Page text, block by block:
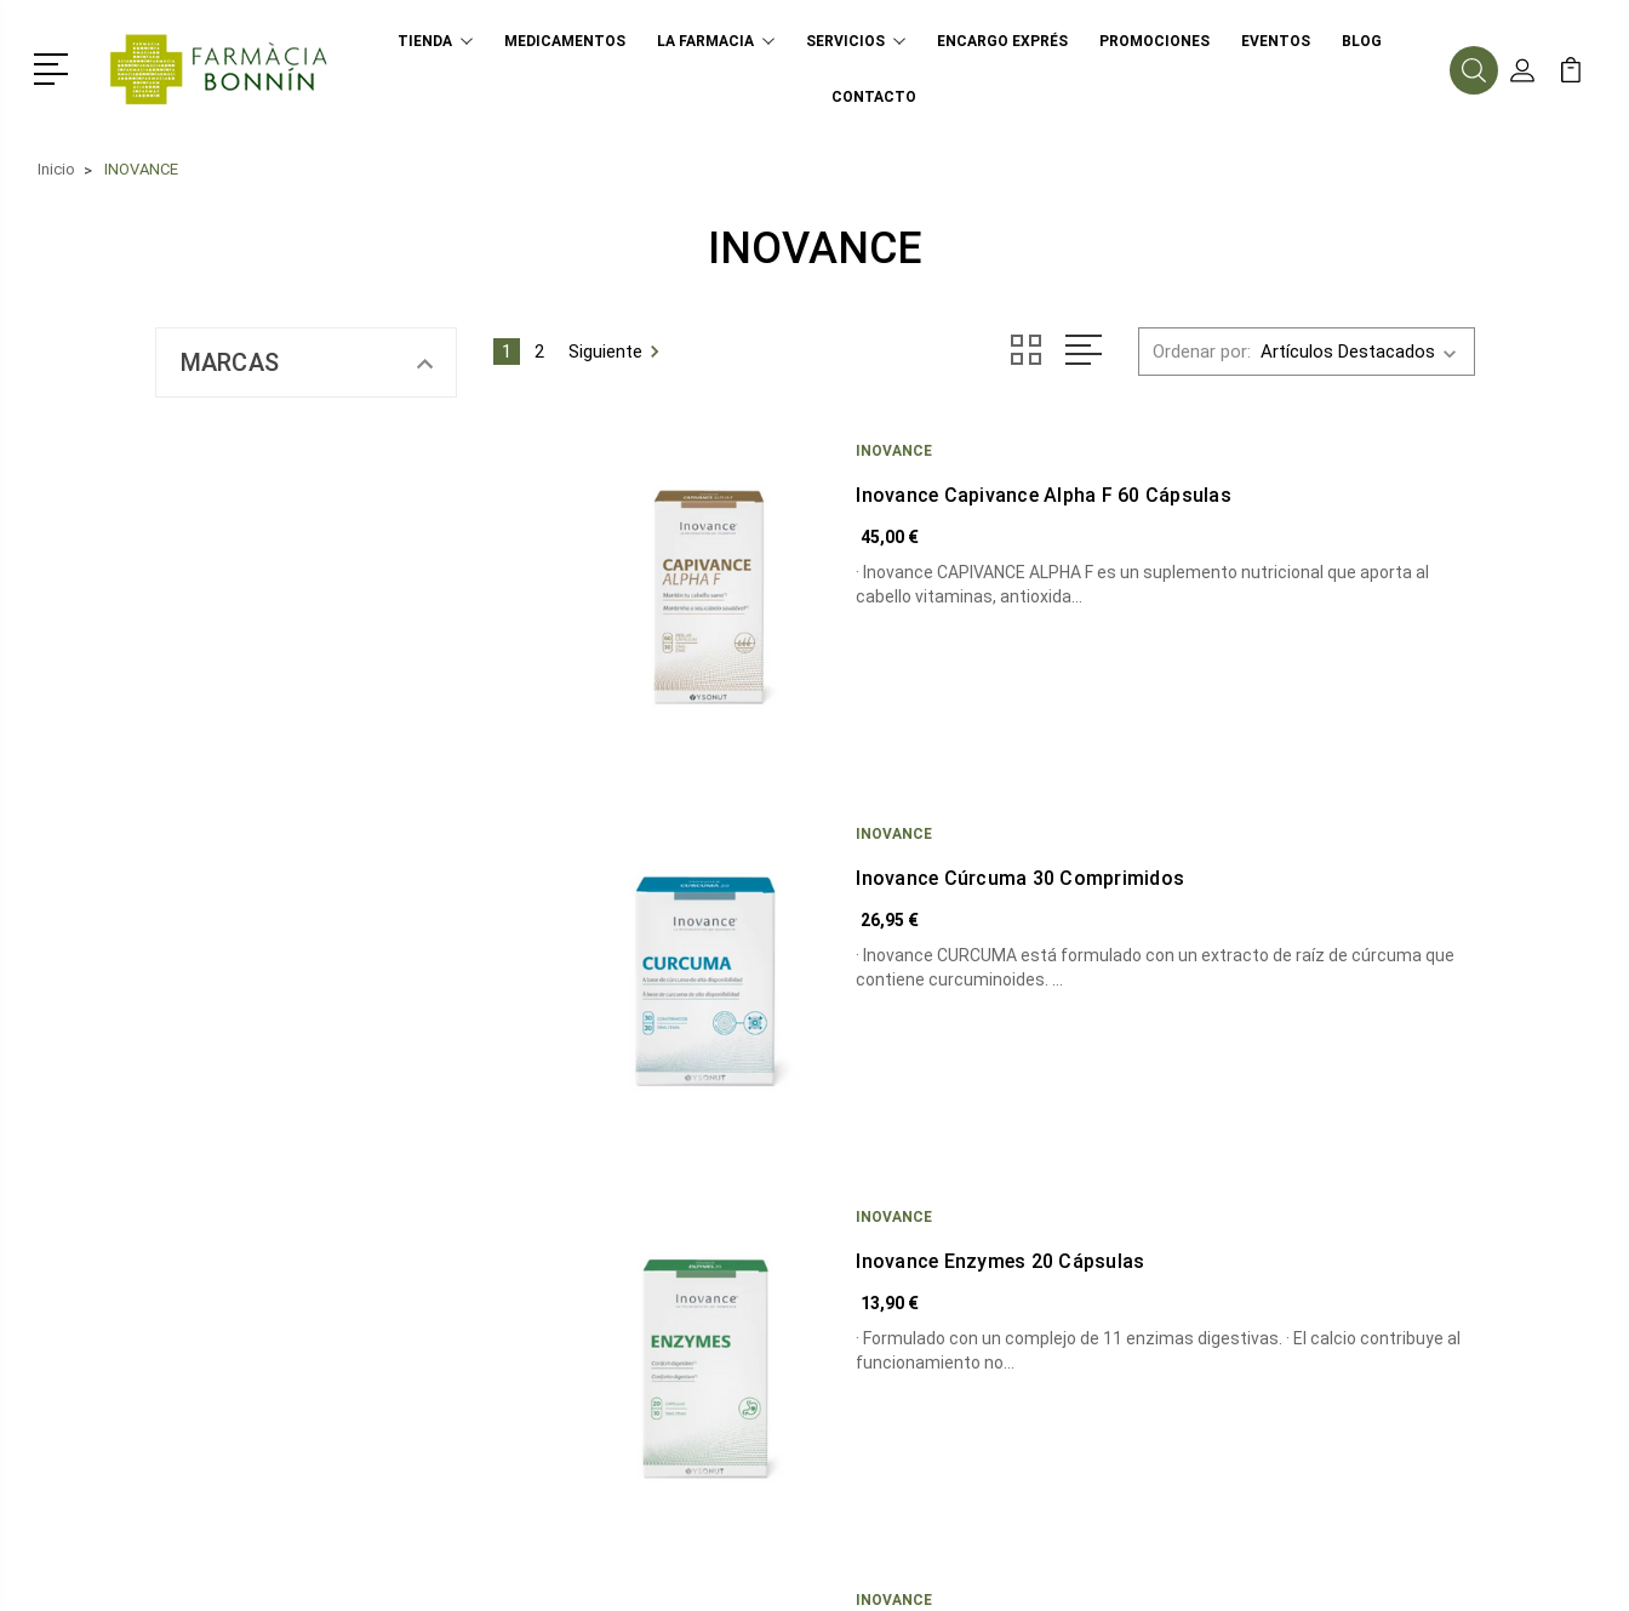
Menú
TIENDA MEDICAMENTOS LA FARMACIA SERVICIOS ENCARGO EXPRÉS PROMOCIONES EVENTOS BLOG
CONTACTO
BuscarMi Cuenta
Mi
Inicio INOVANCE
INOVANCE
MARCAS 1 2 Siguiente Ordenar por:
INOVANCE
Inovance Capivance Alpha F 60 Cápsulas
45,00 €
· Inovance CAPIVANCE ALPHA F es un suplemento nutricional que aporta al
cabello vitaminas, antioxida…
INOVANCE
Inovance Cúrcuma 30 Comprimidos
26,95 €
· Inovance CURCUMA está formulado con un extracto de raíz de cúrcuma que
INOVANCE
Inovance Enzymes 20 Cápsulas
13,90 €
· Formulado con un complejo de 11 enzimas digestivas. · El calcio contribuye al
funcionamiento no…
INOVANCE